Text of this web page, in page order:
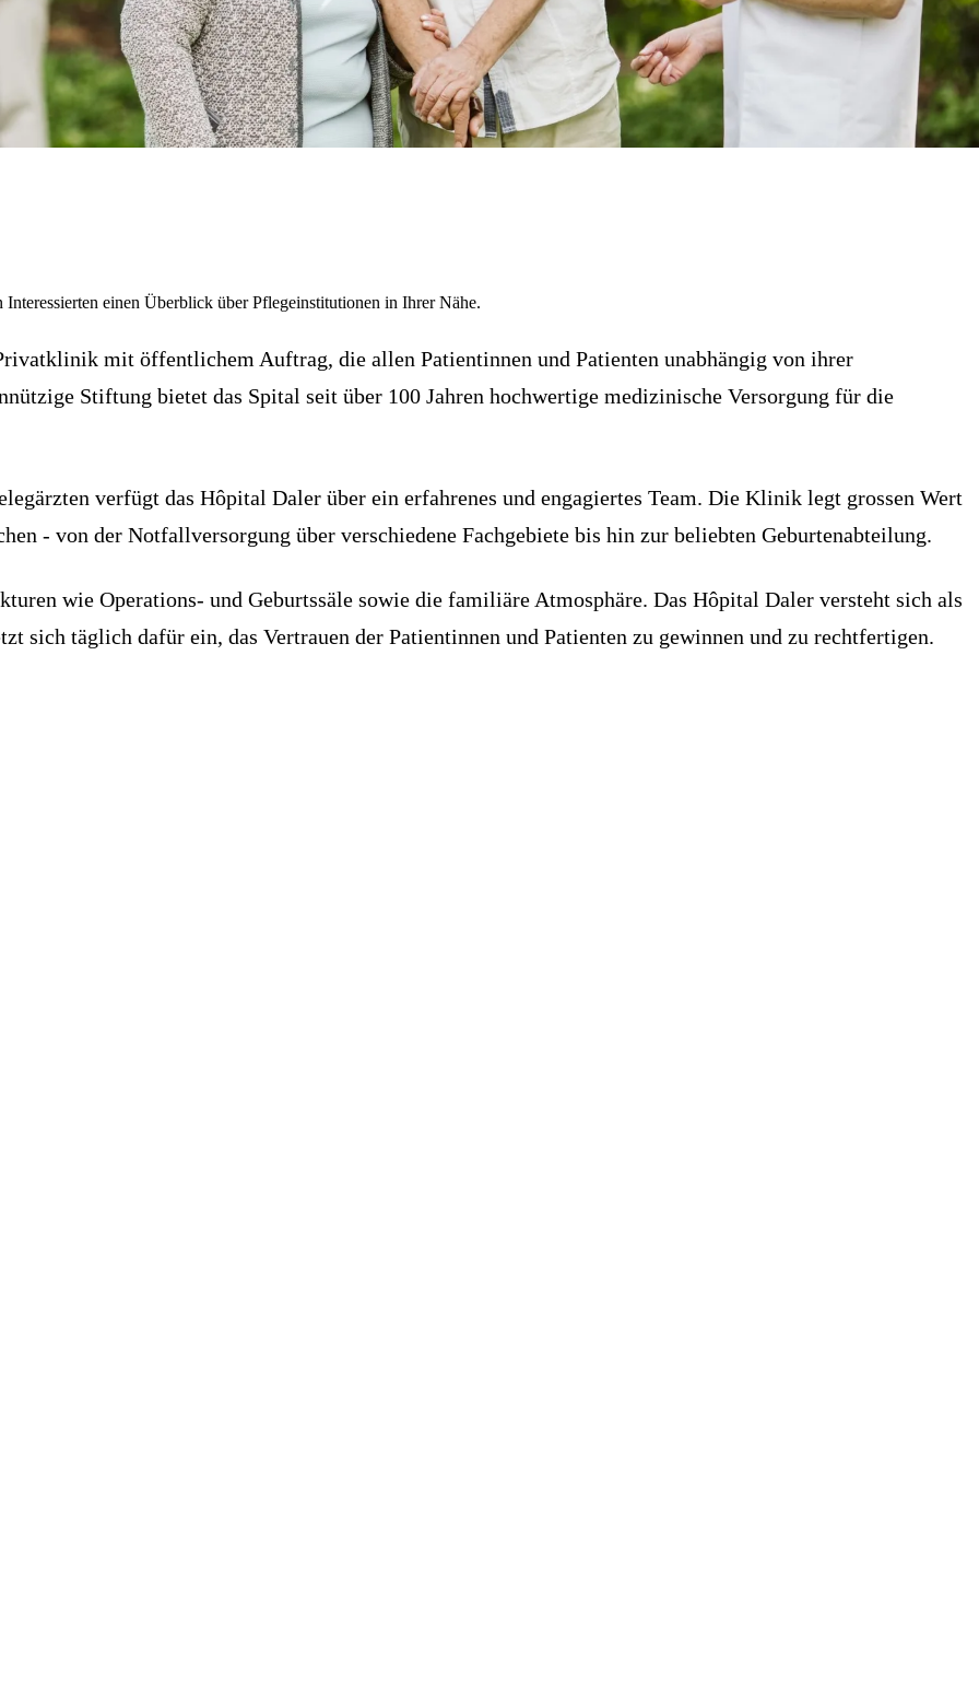
Interessierten einen Überblick über Pflegeinstitutionen in Ihrer Nähe.
mit öffentlichem Auftrag, die allen Patientinnen und Patienten unabhängig von ihrer
Stiftung bietet das Spital seit über 100 Jahren hochwertige medizinische Versorgung für die
verfügt das Hôpital Daler über ein erfahrenes und engagiertes Team. Die Klinik legt grossen Wert
- von der Notfallversorgung über verschiedene Fachgebiete bis hin zur beliebten Geburtenabteilung.
wie Operations- und Geburtssäle sowie die familiäre Atmosphäre. Das Hôpital Daler versteht sich als
sich täglich dafür ein, das Vertrauen der Patientinnen und Patienten zu gewinnen und zu rechtfertigen.